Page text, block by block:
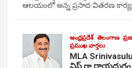
ఆలయంలో అన్న ప్రసాద వితరణ
ఆంధ్రప్రదేశ్ తెలంగాణ
ప్రముఖ వార్తలు
MLA
విప్ గా రాయదుర్గం